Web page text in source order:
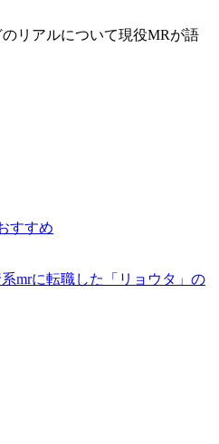
リアルについて現役MRが語
すすめ
mrに転職した「リョウタ」の